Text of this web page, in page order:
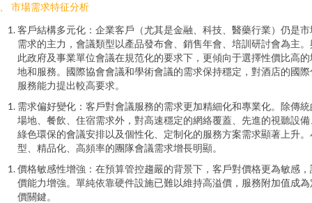
市場需求特征分析
客戶結構多元化：企業客戶（尤其是金融、科技、醫藥行業）仍是市
需求的主力，會議類型以產品發布會、銷售年會、培訓研討會為主。
此政府及事業單位會議在規范化的要求下，更傾向于選擇性價比高的
地和服務。國際協會會議和學術會議的需求保持穩定，對酒店的國際
服務能力提出較高要求。
需求偏好變化：客戶對會議服務的需求更加精細化和專業化。除傳統
場地、餐飲、住宿需求外，對高速穩定的網絡覆蓋、先進的視聽設備
綠色環保的會議安排以及個性化、定制化的服務方案需求顯著上升。
型、精品化、高頻率的團隊會議需求增長明顯。
價格敏感性增強：在預算管控趨嚴的背景下，客戶對價格更為敏感，
價能力增強。單純依靠硬件設施已難以維持高溢價，服務附加值成為
價關鍵。